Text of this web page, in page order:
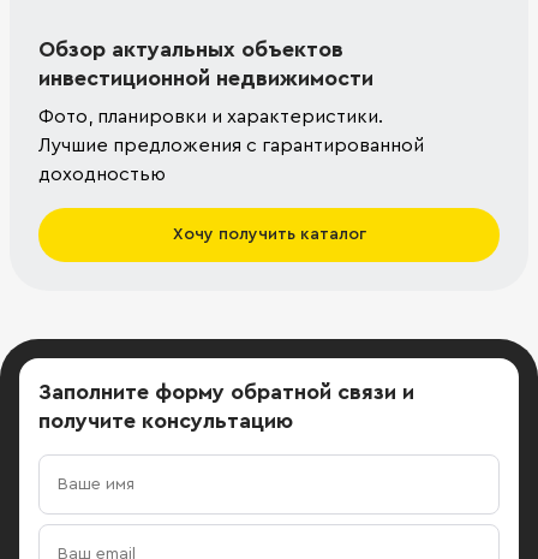
Обзор актуальных объектов
инвестиционной недвижимости
Фото, планировки и характеристики.
Лучшие предложения с гарантированной
доходностью
Хочу получить каталог
Заполните форму обратной связи и
получите консультацию